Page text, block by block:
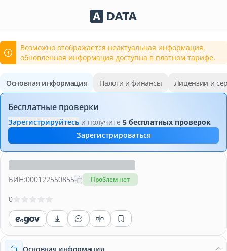
Сервисы Adata.kz
Возможно отображается неактуальная информация,
обновленная информация доступна в платном тарифе.
Основная информация Налоги и финансы Лицензии и
Бесплатные проверки
Зарегистрируйтесь и получите 5 бесплатных проверок
Зарегистрироваться
БИН:000122550855 Проблем нет
0
Основная информация